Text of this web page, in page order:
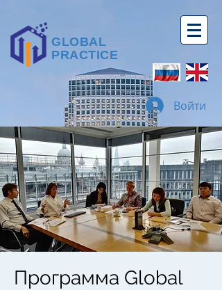
GLOBAL
PRACTICE
Войти
Программа Global